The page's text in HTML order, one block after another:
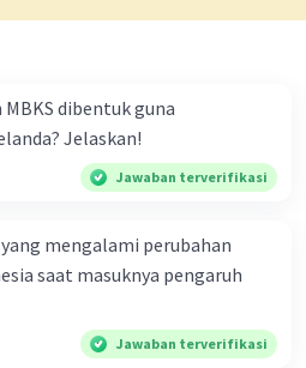
utama kegagalan Spanyol dalam
Portugis. Spanyol dan
menguasai wilayah-wilayah
dunia, termasuk Nusantara.
kadang mengganggu upaya
) Balas
dibentuk guna
Jelaskan!
Jawaban terverifikasi
mengalami perubahan
saat masuknya pengaruh
Jawaban terverifikasi